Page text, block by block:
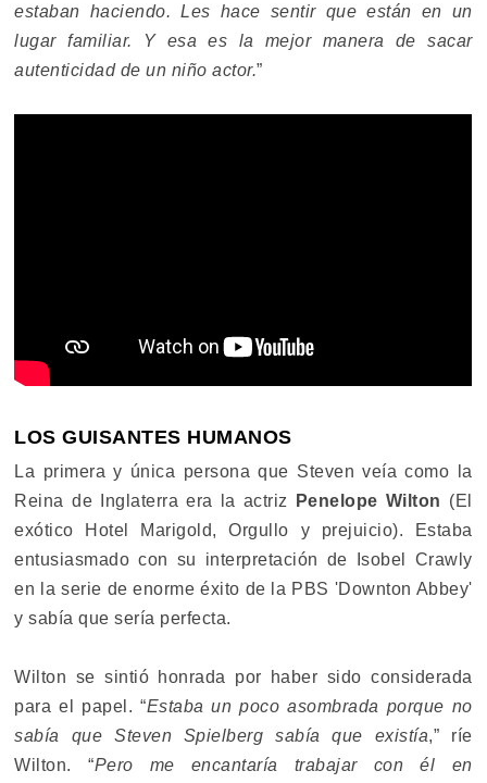
estaban haciendo. Les hace sentir que están en un
lugar familiar. Y esa es la mejor manera de sacar
autenticidad de un niño actor.”
LOS GUISANTES HUMANOS
La primera y única persona que Steven veía como la
Reina de Inglaterra era la actriz
Penelope Wilton (El
exótico Hotel Marigold, Orgullo y prejuicio). Estaba
entusiasmado con su interpretación de Isobel Crawly
en la serie de enorme éxito de la PBS 'Downton Abbey'
y sabía que sería perfecta.
Wilton se sintió honrada por haber sido considerada
para el papel. “Estaba un poco asombrada porque no
sabía que Steven Spielberg sabía que existía,” ríe
Wilton. “Pero me encantaría trabajar con él en